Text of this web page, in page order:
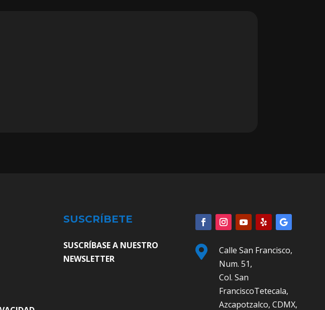
SUSCRÍBETE
SUSCRÍBASE A NUESTRO
NEWSLETTER

Calle San Francisco,
Num. 51,
Col. San
FranciscoTetecala,
Azcapotzalco, CDMX,